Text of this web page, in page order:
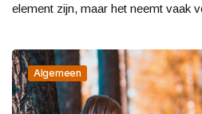
element zijn, maar het neemt vaak
Algemeen